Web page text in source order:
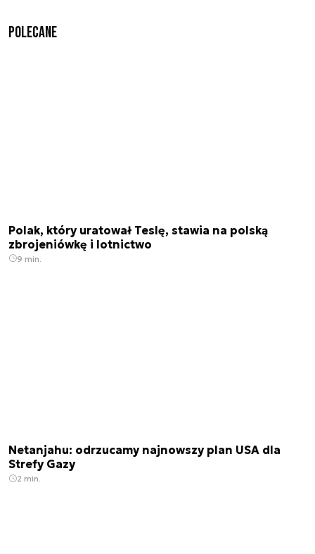
Polecane
Polak, który uratował Teslę, stawia na polską
zbrojeniówkę i lotnictwo
9 min.
Netanjahu: odrzucamy najnowszy plan USA dla
Strefy Gazy
2 min.